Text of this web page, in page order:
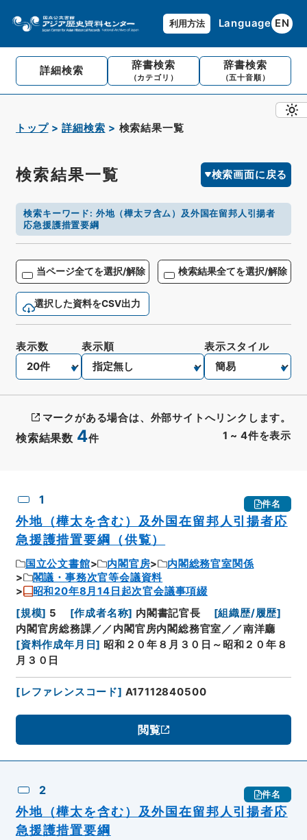
利用方法 Language EN
詳細検索 辞書検索
（カテゴリ）
辞書検索
（五十音順）
トップ 詳細検索 検索結果一覧
検索結果一覧 検索画面に戻る
検索キーワード : 外地（樺太ヲ含ム）及外国在留邦人引揚者
応急援護措置要綱
当ページ全てを選択/解除 検索結果全てを選択/解除
選択した資料をCSV出力
検索結果数 4件 1 ~ 4件を表示
表示数 表示順 表示スタイル
マークがある場合は、外部サイトへリンクします。
1 件名
外地（樺太を含む）及外国在留邦人引揚者応
急援護措置要綱（供覧）
国立公文書館 内閣官房
内閣総務官室関係
閣議・事務次官等会議資料
昭和20年8月14日起次官会議事項綴
[規模] 5 [作成者名称] 内閣書記官長 [組織歴/履歴]
内閣官房総務課／／内閣官房内閣総務官室／／南洋廳
[資料作成年月日] 昭和２０年８月３０日～昭和２０年８
月３０日
[レファレンスコード] A17112840500
閲覧
2 件名
外地（樺太を含む）及外国在留邦人引揚者応
急援護措置要綱